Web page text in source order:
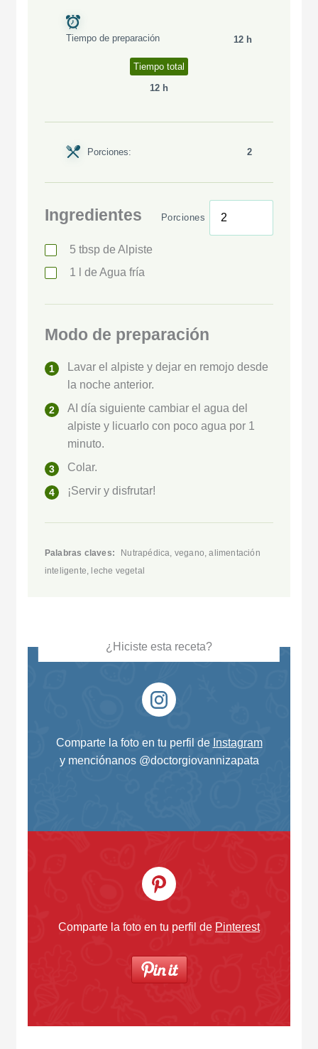
Tiempo de preparación 12 h
Tiempo total
12 h
Porciones: 2
Ingredientes Porciones
5 tbspde Alpiste
1
de Agua fría
Modo de preparación
Lavar el alpiste y dejar en remojo desde
la noche anterior.
AI día siguiente cambiar el agua del
alpiste y licuarlo con poco agua por 1
minuto.
Colar.
¡Servir y disfrutar!
Palabras claves:
Nutrapédica, vegano, alimentación
inteligente, leche vegetal
¿Hiciste esta receta?
Comparte la foto en tu perfil de Instagram
y menciónanos @doctorgiovannizapata
Comparte la foto en tu perfil de Pinterest